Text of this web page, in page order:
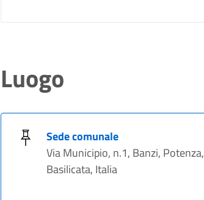
Luogo
Sede comunale
Via Municipio, n.1, Banzi, Potenza,
Basilicata, Italia